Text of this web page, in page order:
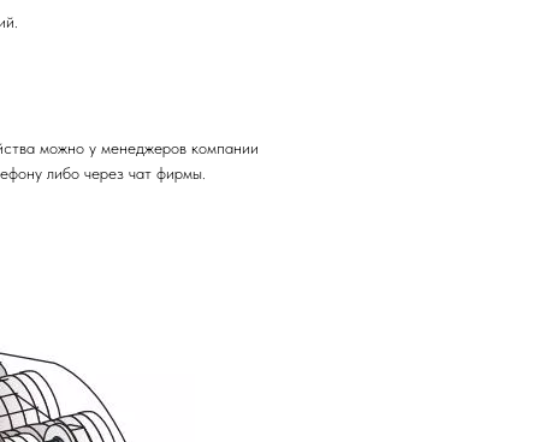
можно у менеджеров компании
либо через чат фирмы.